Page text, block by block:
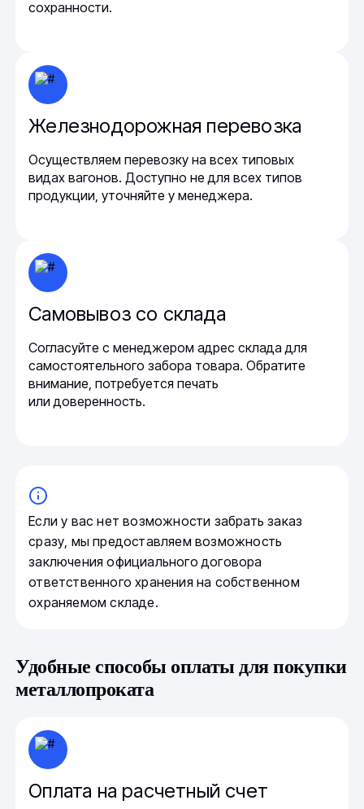
сохранности.
Железнодорожная перевозка
Осуществляем перевозку на всех типовых
видах вагонов. Доступно не для всех типов
продукции, уточняйте у менеджера.
Самовывоз со склада
Согласуйте с менеджером адрес склада для
самостоятельного забора товара. Обратите
внимание, потребуется печать
или доверенность.
Если у вас нет возможности забрать заказ
сразу, мы предоставляем возможность
заключения официального договора
ответственного хранения на собственном
охраняемом складе.
Удобные способы оплаты для покупки
металлопроката
Оплата на расчетный счет